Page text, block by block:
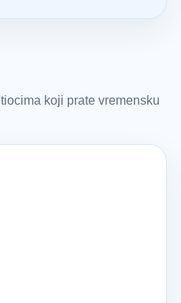
koji prate vremensku